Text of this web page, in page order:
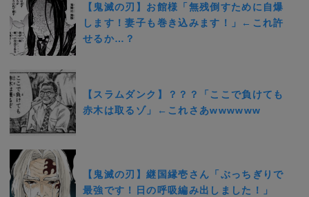
【鬼滅の刃】お館様「無残倒すために自爆
します！妻子も巻き込みます！」←これ許
せるか…？
【スラムダンク】？？？「ここで負けても
赤木は取るゾ」←これさあwwwwww
【鬼滅の刃】継国縁壱さん「ぶっちぎりで
最強です！日の呼吸編み出しました！」